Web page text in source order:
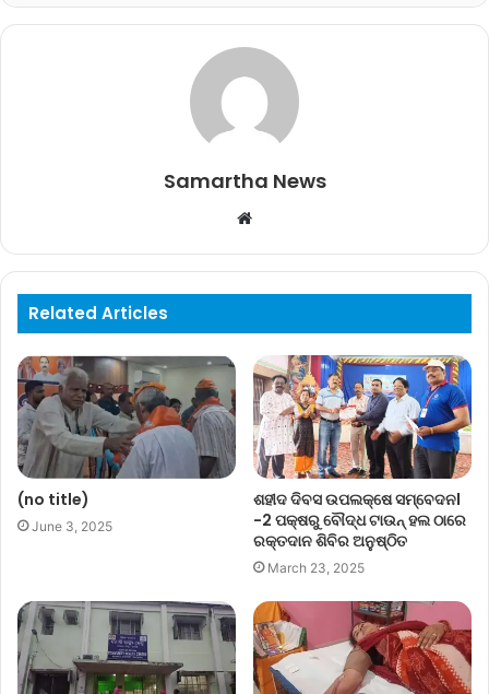
o
p
Samartha News
Website
Related Articles
(no title)
June 3, 2025
ଶହୀଦ ଦିବସ ଉପଲକ୍ଷେ ସମ୍ବେଦନl
-2 ପକ୍ଷରୁ ବୌଦ୍ଧ ଟାଉନ୍ ହଲ ଠାରେ
ରକ୍ତଦାନ ଶିବିର ଅନୁଷ୍ଠିତ
March 23, 2025